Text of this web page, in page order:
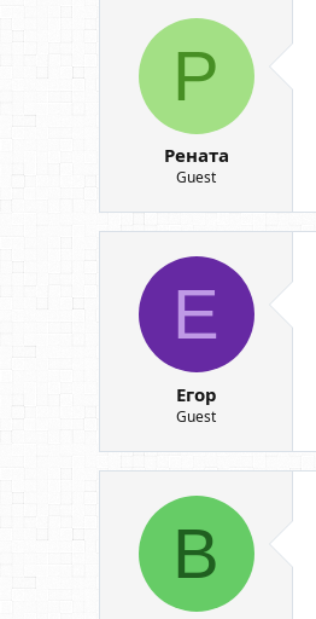
Р
Рената
Guest
Е
Егор
Guest
В